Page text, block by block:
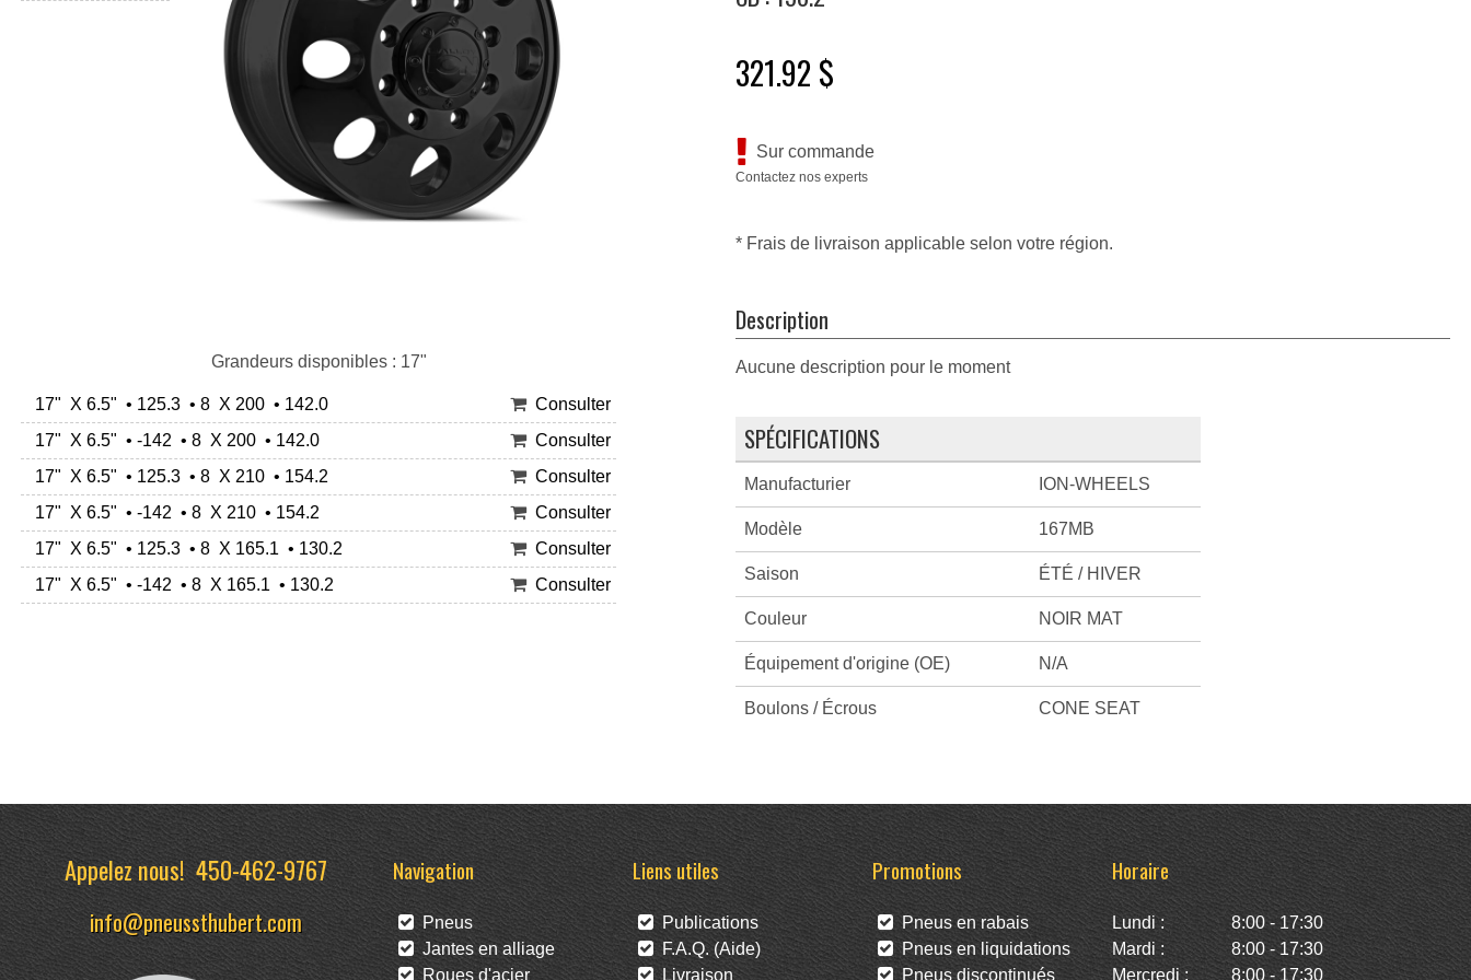
Grandeurs disponibles : 17"
17" X 6.5" • 125.3 • 8 X 200 • 142.0
Consulter
17" X 6.5" • -142 • 8 X 200 • 142.0
Consulter
17" X 6.5" • 125.3 • 8 X 210 • 154.2
Consulter
17" X 6.5" • -142 • 8 X 210 • 154.2
Consulter
17" X 6.5" • 125.3 • 8 X 165.1 • 130.2
Consulter
17" X 6.5" • -142 • 8 X 165.1 • 130.2
Consulter
321.92 $
Sur commande
Contactez nos experts
* Frais de livraison applicable selon votre région.
Description
Aucune description pour le moment
SPÉCIFICATIONS
Manufacturier ION-WHEELS
Modèle 167MB
Saison ÉTÉ / HIVER
Couleur NOIR MAT
Équipement d'origine (OE) N/A
Boulons / Écrous CONE SEAT
Appelez nous!450-462-9767
info@pneussthubert.com
Navigation
Pneus
Jantes en alliage
Roues d'acier
Liens utiles
Publications
F.A.Q. (Aide)
Livraison
Promotions
Pneus en rabais
Pneus en liquidations
Pneus discontinués
Horaire
Lundi :
8:00 - 17:30
Mardi :
8:00 - 17:30
Mercredi :
8:00 - 17:30